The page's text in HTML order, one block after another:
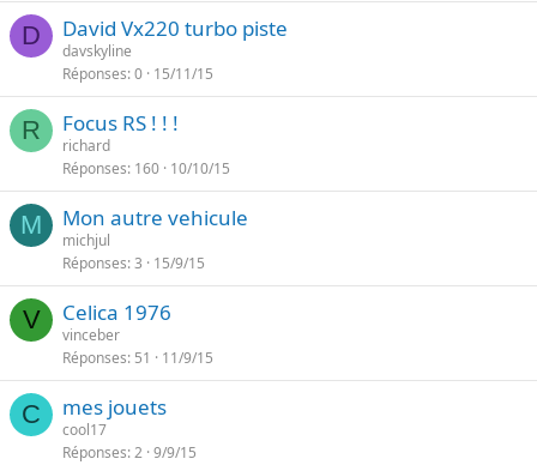
D David Vx220 turbo piste
davskyline
Réponses 0 15/11/15
R Focus RS ! ! !
richard
Réponses 160 10/10/15
M Mon autre vehicule
michjul
Réponses 3 15/9/15
V Celica 1976
vinceber
Réponses 51 11/9/15
C mes jouets
cool17
Réponses 2 9/9/15